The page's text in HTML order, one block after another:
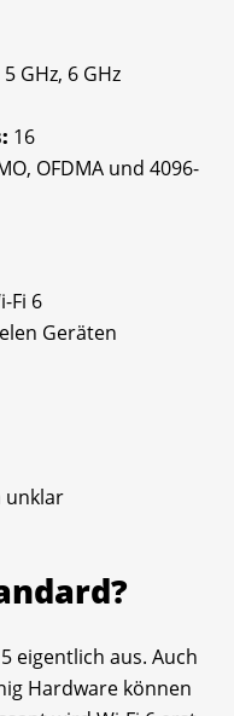
GHz, 6 GHz
16
OFDMA und 4096-
Fi 6
Geräten
unklar
eigentlich aus. Auch
Hardware können